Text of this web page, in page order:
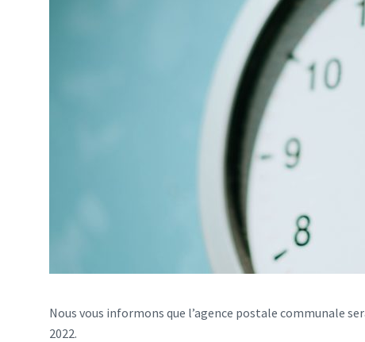
Nous vous informons que l’agence postale communale
2022.